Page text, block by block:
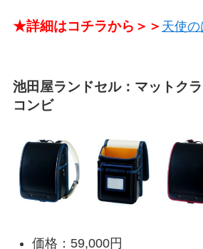
★詳細はコチラから＞＞ 天使の
池田屋ランドセル：マットク
コンビ
価格：59,000円